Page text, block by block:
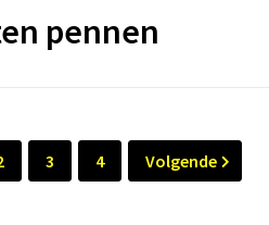
pennen
3 4 Volgende